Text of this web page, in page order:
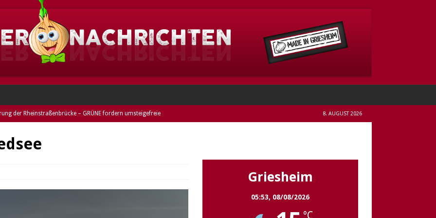
der Rheinstraßenbrücke – GRÜNE fordern umsteigefreie
Dieses Jahr im Norden Griesheims!
8. AUGUST 2026
Griesheim
05:53, 08/08/2026
°C